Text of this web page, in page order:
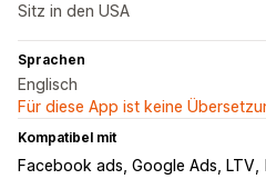
Sitz in den USA
Sprachen
Englisch
Für diese App ist keine
Kompatibel mit
Facebook ads, Google Ads, LTV